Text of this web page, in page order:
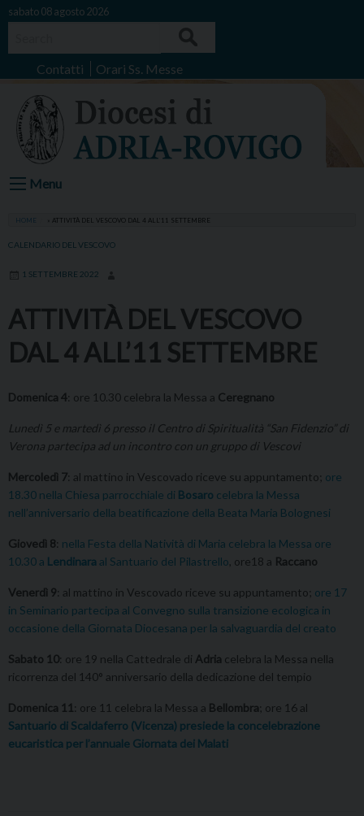
Skip
sabato 08 agosto 2026
Contatti Orari Ss. Messe
Menu
HOME ATTIVITÀ DEL VESCOVO DAL 4 ALL’11 SETTEMBRE
CALENDARIO DEL VESCOVO
1 SETTEMBRE 2022
ATTIVITÀ DEL VESCOVO
DAL 4 ALL’11 SETTEMBRE
Domenica 4: ore 10.30 celebra la Messa a Ceregnano
Lunedì 5 e martedì 6 presso il Centro di Spiritualità “San Fidenzio” di
Verona partecipa ad un incontro con un gruppo di Vescovi
Mercoledì 7: al mattino in Vescovado riceve su appuntamento; ore
18.30 nella Chiesa parrocchiale di Bosaro celebra la Messa
nell’anniversario della beatificazione della Beata Maria Bolognesi
Giovedì 8: nella Festa della Natività di Maria celebra la Messa ore
10.30 a Lendinara al Santuario del Pilastrello , ore18 a Raccano
Venerdì 9: al mattino in Vescovado riceve su appuntamento; ore 17
in Seminario partecipa al Convegno sulla transizione ecologica in
occasione della Giornata Diocesana per la salvaguardia del creato
Sabato 10: ore 19 nella Cattedrale di Adria celebra la Messa nella
ricorrenza del 140° anniversario della dedicazione del tempio
Domenica 11 : ore 11 celebra la Messa a Bellombra; ore 16 al
Santuario di Scaldaferro (Vicenza) presiede la concelebrazione
eucaristica per l’annuale Giornata dei Malati